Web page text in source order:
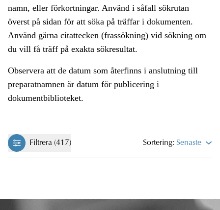
namn, eller förkortningar. Använd i såfall sökrutan
överst på sidan för att söka på träffar i dokumenten.
Använd gärna citattecken (frassökning) vid sökning om
du vill få träff på exakta sökresultat.
Observera att de datum som återfinns i anslutning till
preparatnamnen är datum för publicering i
dokumentbiblioteket.
Filtrera (417) Sortering: Senaste